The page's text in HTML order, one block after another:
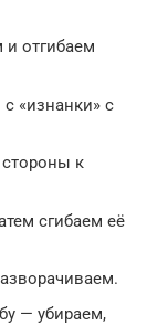
и отгибаем
«изнанки» с
к
сгибаем её
— убираем,